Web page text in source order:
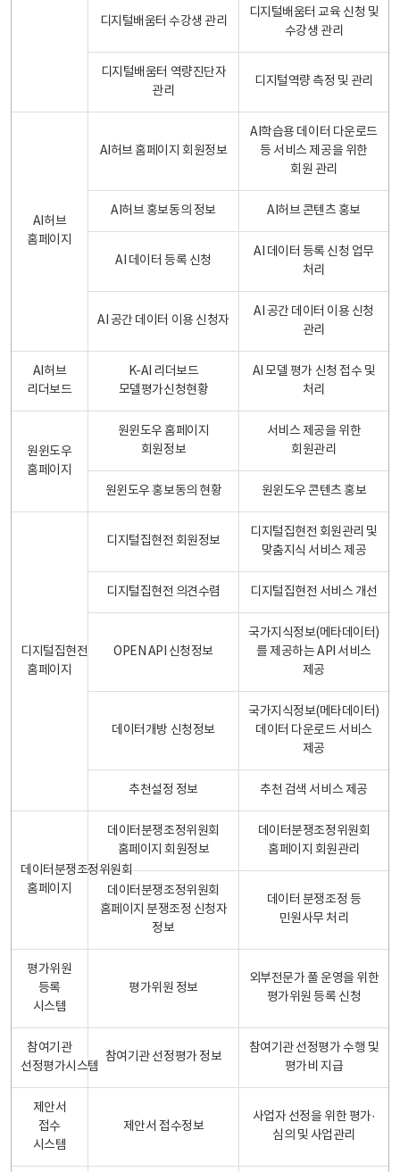
디지털배움터 수강생 관리
디지털배움터 교육 신청 및
수강생 관리
디지털배움터 역량진단자
관리
디지털역량 측정 및 관리
AI허브
홈페이지
AI허브 홈페이지 회원정보
AI학습용 데이터 다운로드
등 서비스 제공을 위한
회원 관리
AI허브 홍보동의 정보 AI허브 콘텐츠 홍보
AI 데이터 등록 신청
AI 데이터 등록 신청 업무
처리
AI 공간 데이터 이용 신청자
AI 공간 데이터 이용 신청
관리
AI허브
리더보드
K-AI 리더보드
모델평가신청현황
AI 모델 평가 신청 접수 및
처리
원윈도우
홈페이지
원윈도우 홈페이지
회원정보
서비스 제공을 위한
회원관리
원윈도우 홍보동의 현황 원윈도우 콘텐츠 홍보
디지털집현전
홈페이지
디지털집현전 회원정보
디지털집현전 회원관리 및
맞춤지식 서비스 제공
디지털집현전 의견수렴 디지털집현전 서비스 개선
OPEN API 신청정보
국가지식정보(메타데이터)
를 제공하는 API 서비스
제공
데이터개방 신청정보
국가지식정보(메타데이터)
데이터 다운로드 서비스
제공
추천설정 정보 추천 검색 서비스 제공
데이터분쟁조정위원회
홈페이지
데이터분쟁조정위원회
홈페이지 회원정보
데이터분쟁조정위원회
홈페이지 회원관리
데이터분쟁조정위원회
홈페이지 분쟁조정 신청자
정보
데이터 분쟁조정 등
민원사무 처리
평가위원
등록
시스템
평가위원 정보
외부전문가 풀 운영을 위한
평가위원 등록 신청
참여기관
선정평가시스템
참여기관 선정평가 정보
참여기관 선정평가 수행 및
평가비 지급
제안서
접수
시스템
제안서 접수정보
사업자 선정을 위한 평가·
심의 및 사업관리